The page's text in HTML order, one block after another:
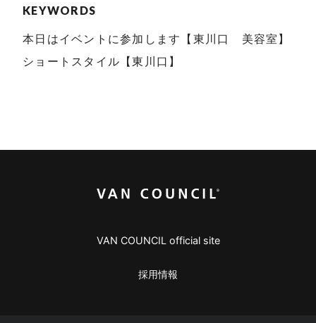
KEYWORDS
本日はイベントに参加します【東川口 美容室】
ショートスタイル【東川口】
VAN COUNCIL official site
採用情報